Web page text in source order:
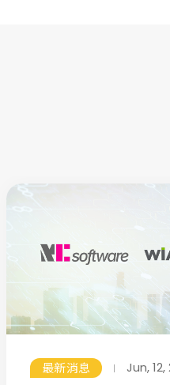
最新消息 Jun, 12,